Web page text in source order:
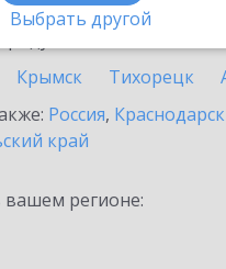
Выбрать другой
с информационными
Крымск Тихорецк
Россия,
край
регионе: